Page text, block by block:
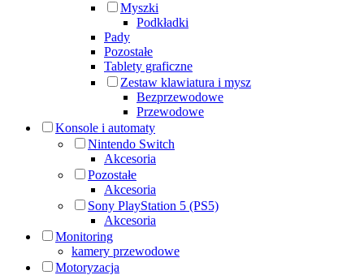
Myszki
Podkładki
Pady
Pozostałe
Tablety graficzne
Zestaw klawiatura i mysz
Bezprzewodowe
Przewodowe
Konsole i automaty
Nintendo Switch
Akcesoria
Pozostałe
Akcesoria
Sony PlayStation 5 (PS5)
Akcesoria
Monitoring
kamery przewodowe
Motoryzacja